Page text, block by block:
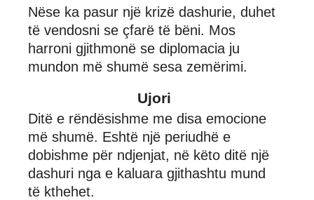
Nëse ka pasur një krizë dashurie, duhet
të vendosni se çfarë të bëni. Mos
harroni gjithmonë se diplomacia ju
mundon më shumë sesa zemërimi.
Ujori
Ditë e rëndësishme me disa emocione
më shumë. Eshtë një periudhë e
dobishme për ndjenjat, në këto ditë një
dashuri nga e kaluara gjithashtu mund
të kthehet.